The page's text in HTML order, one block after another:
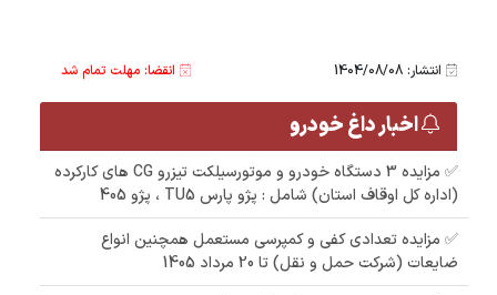
انتشار: 1404/08/08 انقضا: مهلت تمام شد
اخبار داغ خودرو
✅ مزایده 3 دستگاه خودرو و موتورسیلکت تیزرو CG های کارکرده
(اداره کل اوقاف استان) شامل : پژو پارس TU5 ، پژو 405
✅ مزایده تعدادی کفی و کمپرسی مستعمل همچنین انواع
ضایعات (شرکت حمل و نقل) تا 20 مرداد 1405